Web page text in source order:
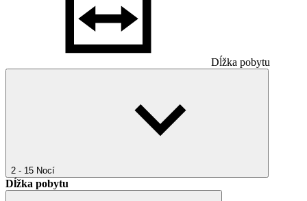
Dĺžka pobytu
2 - 15 Nocí
Dĺžka pobytu